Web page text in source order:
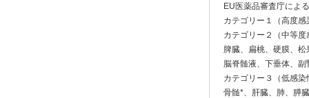
EU医薬品審査庁によ
カテゴリー１（高度
カテゴリー２（中等
脾臓、扁桃、硬膜、松
脳脊髄液、下垂体、副
カテゴリー３（低感
骨髄*、肝臓、肺、膵